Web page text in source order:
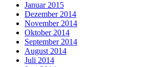
Januar 2015
Dezember 2014
November 2014
Oktober 2014
September 2014
August 2014
Juli 2014